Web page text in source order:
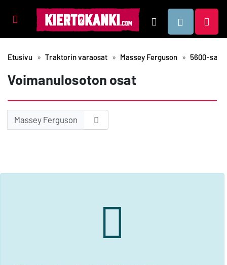
Tuotealueet Hae
Etusivu Traktorin varaosat Massey Ferguson 5600-sarja
Voimanulosoton osat
Massey Ferguson